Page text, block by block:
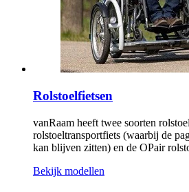
Rolstoelfietsen
vanRaam heeft twee soorten
rolstoeltransportfiets (waarbij de
kan blijven zitten) en de OPair
Bekijk modellen